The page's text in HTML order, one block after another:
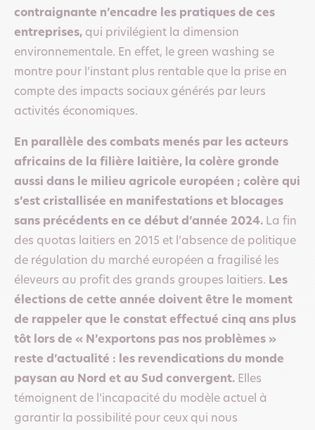
contraignante n’encadre les pratiques de ces
entreprises, qui privilégient la dimension
environnementale. En effet, le green washing se
montre pour l’instant plus rentable que la prise en
compte des impacts sociaux générés par leurs
activités économiques.
En parallèle des combats menés par les acteurs
africains de la filière laitière, la colère gronde
aussi dans le milieu agricole européen ; colère qui
s’est cristallisée en manifestations et blocages
sans précédents en ce début d’année 2024. La fin
des quotas laitiers en 2015 et l’absence de politique
de régulation du marché européen a fragilisé les
éleveurs au profit des grands groupes laitiers. Les
élections de cette année doivent être le moment
de rappeler que le constat effectué cinq ans plus
tôt lors de « N’exportons pas nos problèmes »
reste d’actualité : les revendications du monde
paysan au Nord et au Sud convergent. Elles
témoignent de l’incapacité du modèle actuel à
garantir la possibilité pour ceux qui nous